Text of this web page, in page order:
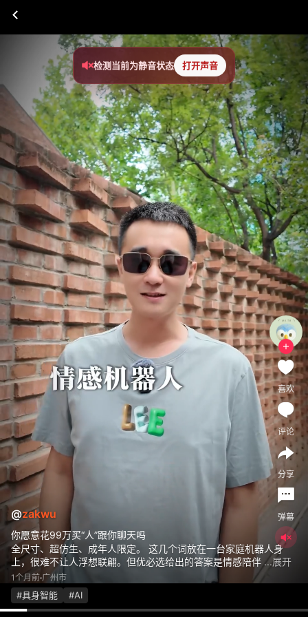
检测当前为静音状态 打开声音
@zakwu
你愿意花99万买“人”跟你聊天吗
全尺寸、超仿生、成年人限定。 这几个词放在一台家庭机器人身
上，很难不让人浮想联翩。但优必选给出的答案是情感陪伴 ...展开
1个月前 广州市
#具身智能 #AI
喜欢
评论
分享
弹幕